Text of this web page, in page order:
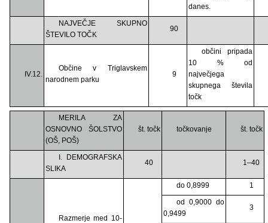
danes.
NAJVEČJE SKUPNO
ŠTEVILO TOČK
90
IV.12.
Občine v Triglavskem
narodnem parku
9
občini pripada
10 % od
največjega
skupnega števila
točk
MERILA ZA
OSNOVNO ŠOLSTVO
(OŠ, POŠ)
št. točk točkovanje št. točk
I. DEMOGRAFSKA
SLIKA
40 1–40
Razmerje med 10-
do 0,8999
1
od 0,9000 do
0,9499
3